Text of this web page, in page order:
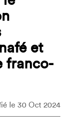
et
franco-
le 30 Oct 2024